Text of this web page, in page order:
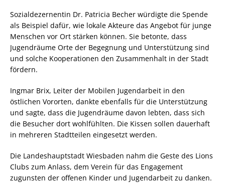
Sozialdezernentin Dr. Patricia Becher würdigte die Spende
als Beispiel dafür, wie lokale Akteure das Angebot für junge
Menschen vor Ort stärken können. Sie betonte, dass
Jugendräume Orte der Begegnung und Unterstützung sind
und solche Kooperationen den Zusammenhalt in der Stadt
fördern.
Ingmar Brix, Leiter der Mobilen Jugendarbeit in den
östlichen Vororten, dankte ebenfalls für die Unterstützung
und sagte, dass die Jugendräume davon lebten, dass sich
die Besucher dort wohlfühlten. Die Kissen sollen dauerhaft
in mehreren Stadtteilen eingesetzt werden.
Die Landeshauptstadt Wiesbaden nahm die Geste des Lions
Clubs zum Anlass, dem Verein für das Engagement
zugunsten der offenen Kinder und Jugendarbeit zu danken.